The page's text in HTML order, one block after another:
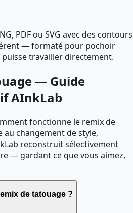
PDF ou SVG avec des contours
— formaté pour pochoir
travailler directement.
— Guide
AInkLab
fonctionne le remix de
au changement de style,
reconstruit sélectivement
— gardant ce que vous aimez,
de tatouage ?